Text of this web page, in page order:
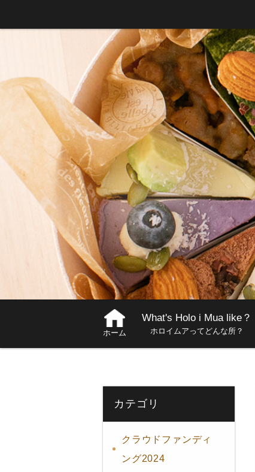
ホーム
What's Holo i Mua like？
ホロイムアってどんな所？
カテゴリ
クラウドファンディ
ング2024